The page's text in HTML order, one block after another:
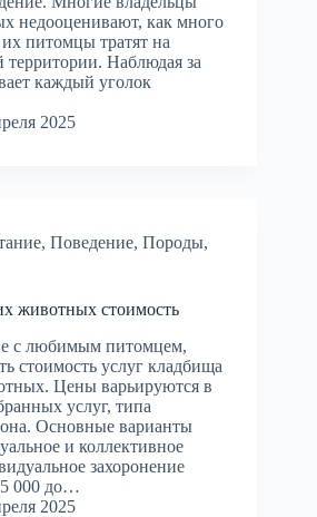
недооценивают, как много
питомцы тратят на
территории. Наблюдая за
каждый уголок
2025
, Поведение, Породы,
животных стоимость
с любимым питомцем,
стоимость услуг кладбища
Цены варьируются в
услуг, типа
Основные варианты
и коллективное
захоронение
5 000 до…
2025